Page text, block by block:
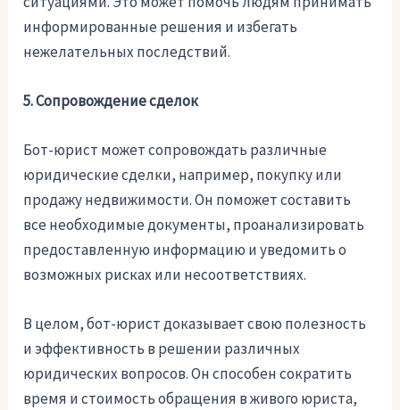
информированные решения и избегать
нежелательных последствий.
5. Сопровождение сделок
Бот-юрист может сопровождать различные
юридические сделки, например, покупку или
продажу недвижимости. Он поможет составить
все необходимые документы, проанализировать
предоставленную информацию и уведомить о
возможных рисках или несоответствиях.
В целом, бот-юрист доказывает свою полезность
и эффективность в решении различных
юридических вопросов. Он способен сократить
время и стоимость обращения в живого юриста,